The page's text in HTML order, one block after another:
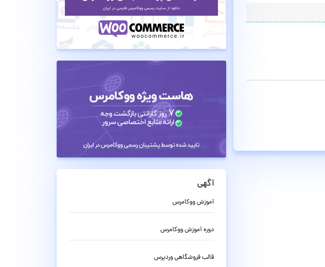
آگهی
آموزش ووکامرس
دوره آموزش ووکامرس
قالب فروشگاهی وردپرس